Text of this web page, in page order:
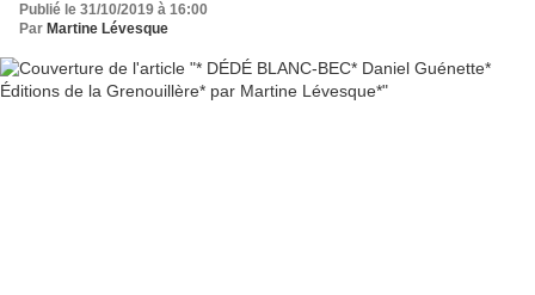
Publié le 31/10/2019 à 16:00
Par Martine Lévesque